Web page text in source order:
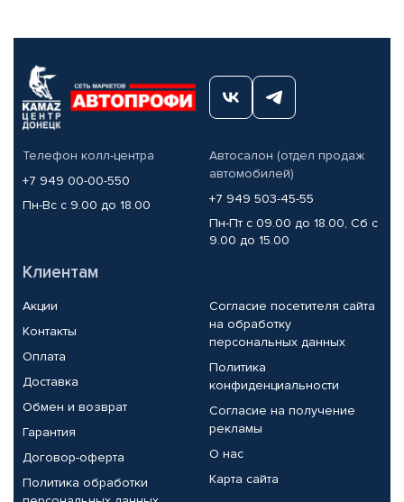
Телефон колл-центра
+7 949 00-00-550
Пн-Вс с 9.00 до 18.00
Автосалон (отдел продаж
автомобилей)
+7 949 503-45-55
Пн-Пт с 09.00 до 18.00, Сб с
9.00 до 15.00
Клиентам
Акции
Контакты
Оплата
Доставка
Обмен и возврат
Гарантия
Договор-оферта
Политика обработки
Согласие посетителя сайта
на обработку
персональных данных
Политика
конфиденциальности
Согласие на получение
рекламы
О нас
Карта сайта